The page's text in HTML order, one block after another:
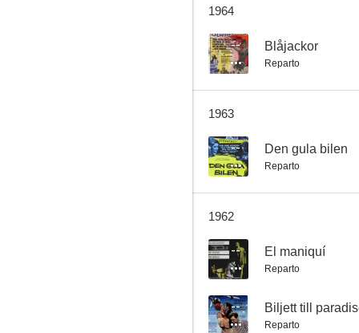
1964
-- Blåjackor
Reparto
1963
-- Den gula bilen
Reparto
1962
-- El maniquí
Reparto
-- Biljett till
Reparto